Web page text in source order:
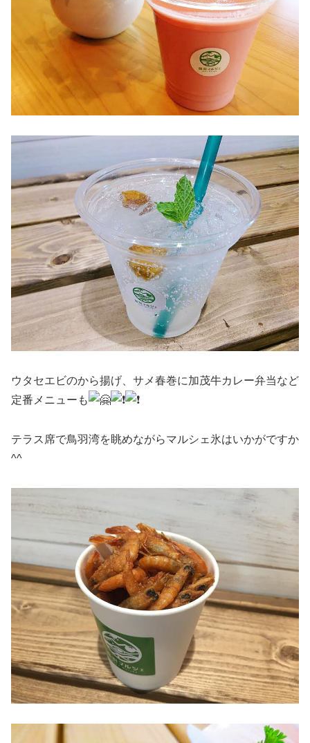
ウタセエビのから揚げ、サメ春巻に加茂牛カレー弁当など
定番メニューも
テラス席で鳥羽湾を眺めながらマルシェ氷はいかがですか
^^